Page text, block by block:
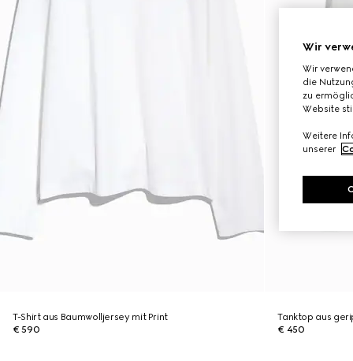
T-Shirt aus Baumwolljersey mit Print
€ 590
Tanktop aus
€ 450
Wir
Wir
die
zu
Website
Weitere
unserer